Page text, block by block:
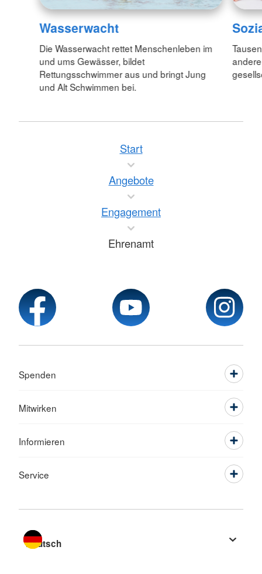
Wasserwacht
Die Wasserwacht rettet Menschenleben im
und ums Gewässer, bildet
Rettungsschwimmer aus und bringt Jung
und Alt Schwimmen bei.
Start
Angebote
Engagement
Ehrenamt
Spenden
Mitwirken
Informieren
Service
Sprache wechseln zu